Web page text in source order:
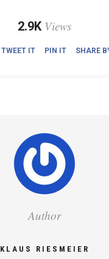
2.9K Views
TWEET IT PIN IT SHARE
Author
KLAUS RIESMEIER